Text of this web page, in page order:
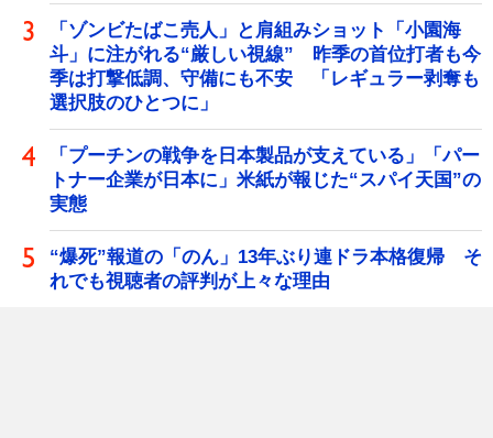
「ゾンビたばこ売人」と肩組みショット「小園海
斗」に注がれる“厳しい視線” 昨季の首位打者も今
季は打撃低調、守備にも不安 「レギュラー剥奪も
選択肢のひとつに」
「プーチンの戦争を日本製品が支えている」「パー
トナー企業が日本に」米紙が報じた“スパイ天国”の
実態
“爆死”報道の「のん」13年ぶり連ドラ本格復帰 そ
れでも視聴者の評判が上々な理由